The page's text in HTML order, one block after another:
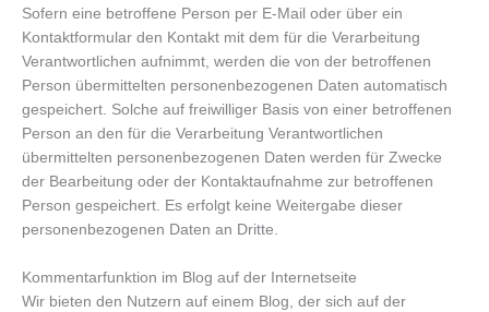
Sofern eine betroffene Person per E-Mail oder über ein
Kontaktformular den Kontakt mit dem für die Verarbeitung
Verantwortlichen aufnimmt, werden die von der betroffenen
Person übermittelten personenbezogenen Daten automatisch
gespeichert. Solche auf freiwilliger Basis von einer betroffenen
Person an den für die Verarbeitung Verantwortlichen
übermittelten personenbezogenen Daten werden für Zwecke
der Bearbeitung oder der Kontaktaufnahme zur betroffenen
Person gespeichert. Es erfolgt keine Weitergabe dieser
personenbezogenen Daten an Dritte.
Kommentarfunktion im Blog auf der Internetseite
Wir bieten den Nutzern auf einem Blog, der sich auf der